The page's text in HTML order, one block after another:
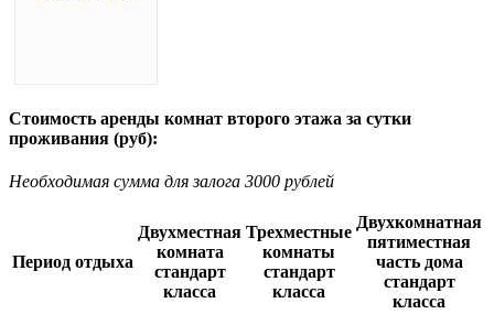
Стоимость аренды комнат второго этажа за сутки
проживания (руб):
Необходимая сумма для залога 3000 рублей
Период отдыха
Двухместная
комната
стандарт
класса
Трехместные
комнаты
стандарт
класса
Двухкомнатная
пятиместная
часть дома
стандарт
класса